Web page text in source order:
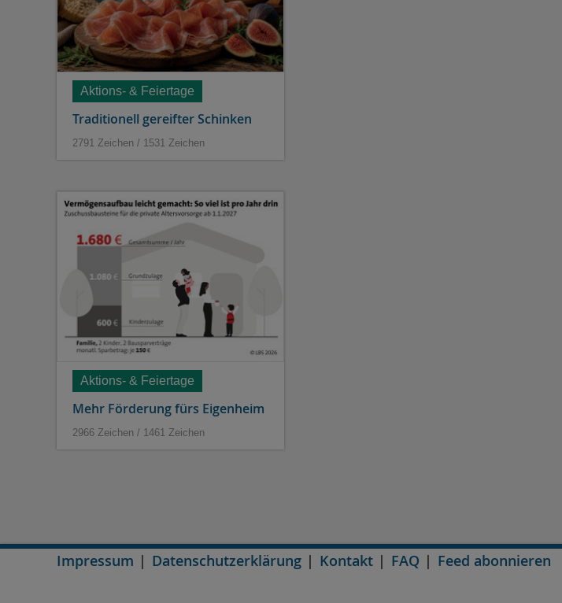
Aktions- & Feiertage
Traditionell gereifter Schinken
2791 Zeichen / 1531 Zeichen
Aktions- & Feiertage
Mehr Förderung fürs Eigenheim
2966 Zeichen / 1461 Zeichen
Impressum Datenschutzerklärung Kontakt FAQ Feed abonnieren